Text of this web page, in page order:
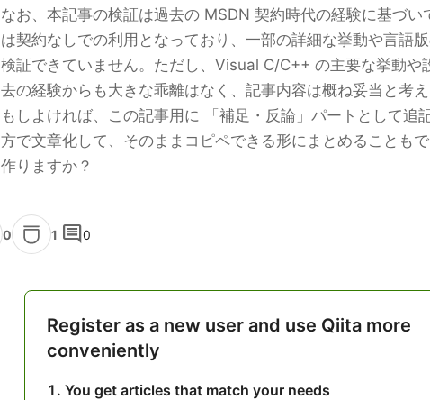
なお、本記事の検証は過去の MSDN 契約時代の経験に基づい
は契約なしでの利用となっており、一部の詳細な挙動や言語
検証できていません。ただし、Visual C/C++ の主要な挙動や
去の経験からも大きな乖離はなく、記事内容は概ね妥当と考え
もしよければ、この記事用に 「補足・反論」パートとして追
方で文章化して、そのままコピペできる形にまとめることもで
作りますか？
0 1 comment0
Register as a new user and use Qiita more
conveniently
You get articles that match your needs